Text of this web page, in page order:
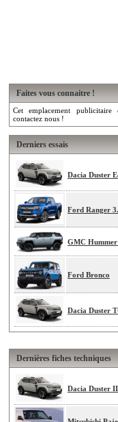
Faites vous connaitre !
Cet emplacement
contactez nous !
Derniers essais
Dacia Duster
Ford Ranger
GMC
Ford Bronco
Dacia Duster
Dernières fiches techniques
Dacia Duster